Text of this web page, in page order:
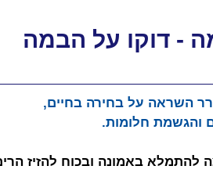
- דוקו על הבמה
השראה על בחירה בחיים,
והגשמת חלומות.
להתמלא באמונה ובכוח להזיז